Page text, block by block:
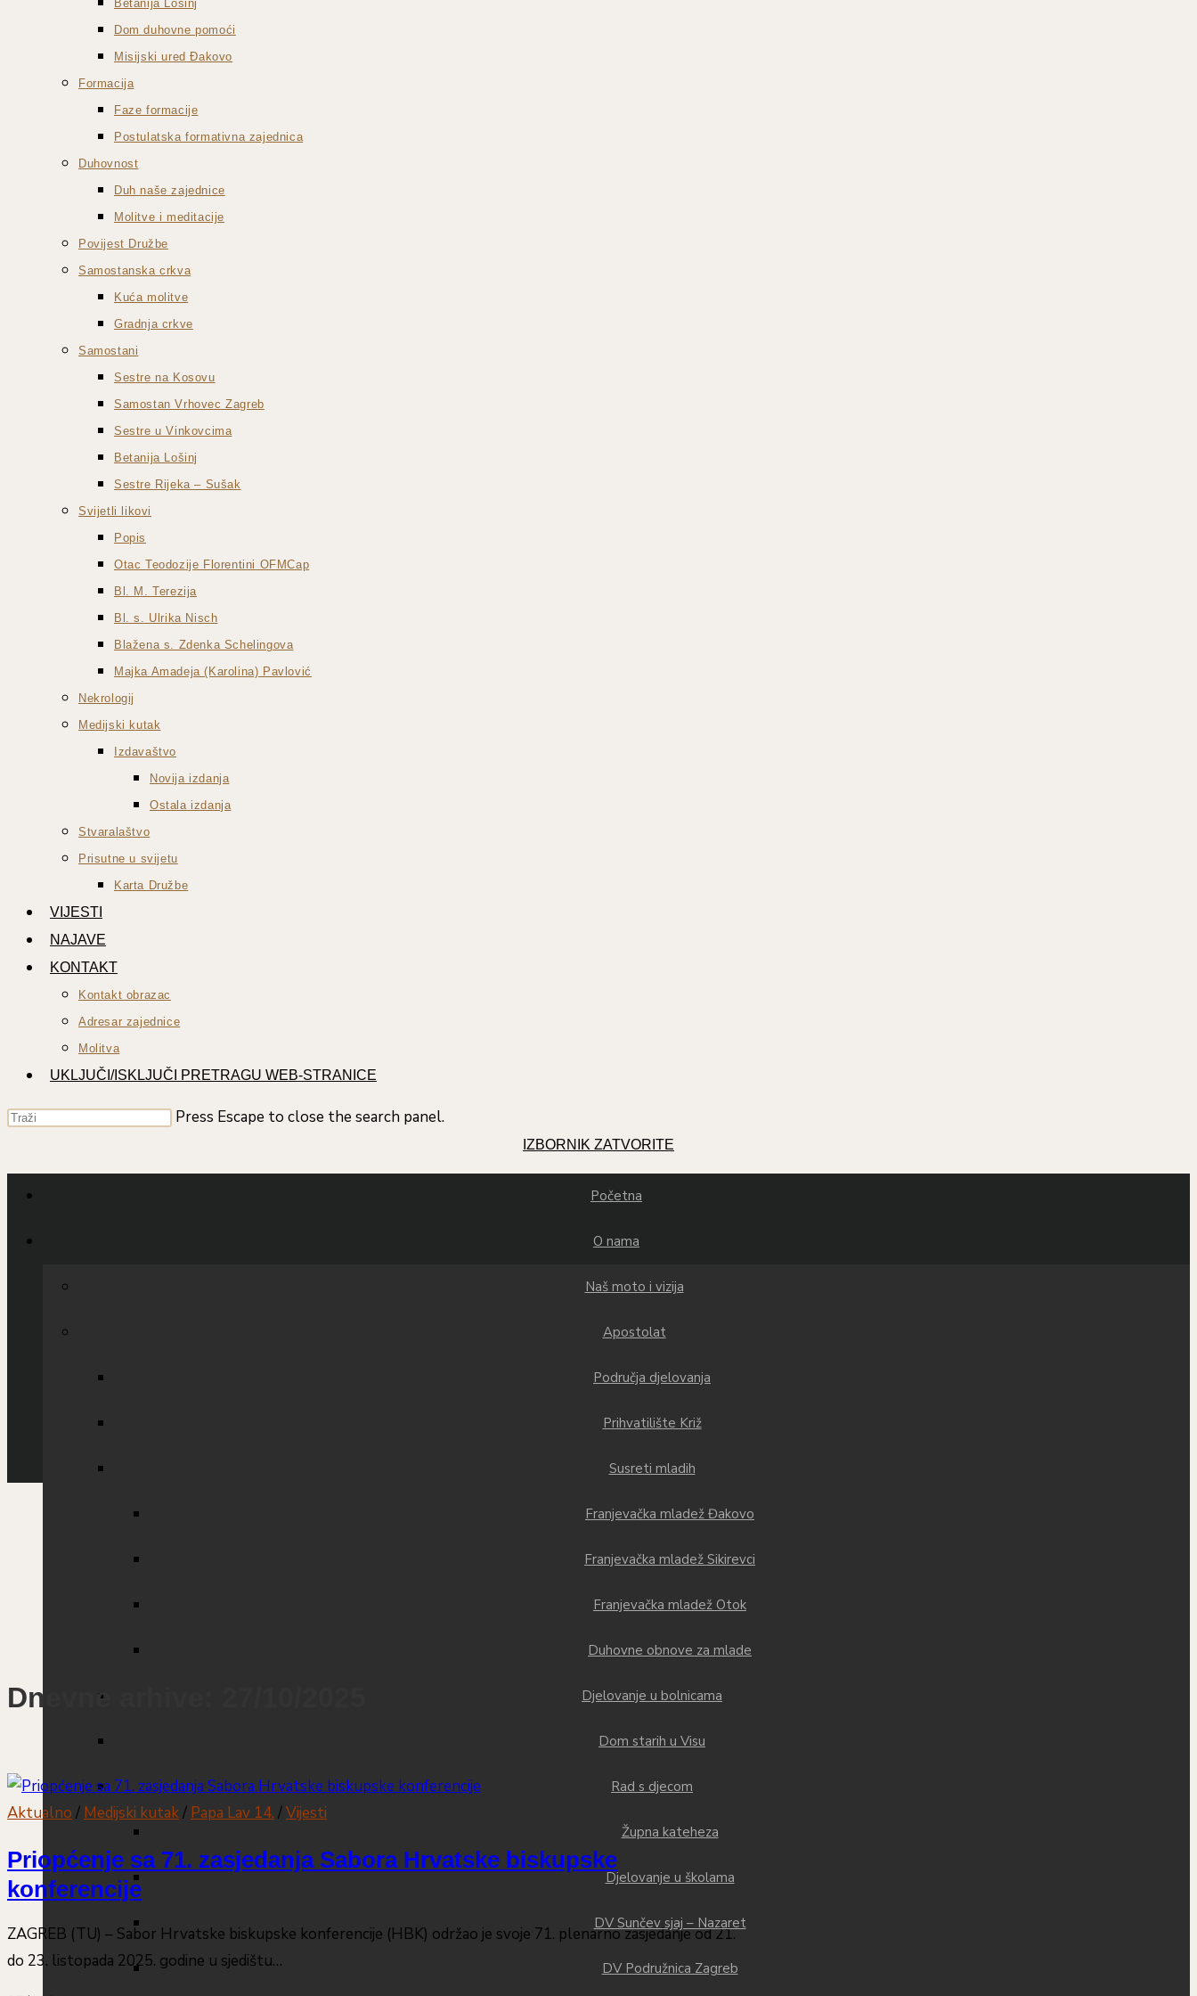
Betanija Lošinj
Dom duhovne pomoći
Misijski ured Đakovo
Formacija
Faze formacije
Postulatska formativna zajednica
Duhovnost
Duh naše zajednice
Molitve i meditacije
Povijest Družbe
Samostanska crkva
Kuća molitve
Gradnja crkve
Samostani
Sestre na Kosovu
Samostan Vrhovec Zagreb
Sestre u Vinkovcima
Betanija Lošinj
Sestre Rijeka – Sušak
Svijetli likovi
Popis
Otac Teodozije Florentini OFMCap
Bl. M. Terezija
Bl. s. Ulrika Nisch
Blažena s. Zdenka Schelingova
Majka Amadeja (Karolina) Pavlović
Nekrologij
Medijski kutak
Izdavaštvo
Novija izdanja
Ostala izdanja
Stvaralaštvo
Prisutne u svijetu
Karta Družbe
VIJESTI
NAJAVE
KONTAKT
Kontakt obrazac
Adresar zajednice
Molitva
UKLJUČI/ISKLJUČI PRETRAGU WEB-STRANICE
Press Escape to close the search panel.
IZBORNIK ZATVORITE
Početna
O nama
Naš moto i vizija
Apostolat
Područja djelovanja
Prihvatilište Križ
Susreti mladih
Franjevačka mladež Đakovo
Franjevačka mladež Sikirevci
Franjevačka mladež Otok
Duhovne obnove za mlade
Djelovanje u bolnicama
Dom starih u Visu
Rad s djecom
Župna kateheza
Djelovanje u školama
DV Sunčev sjaj – Nazaret
DV Podružnica Zagreb
Dnevne arhive: 27/10/2025
Aktualno / Medijski kutak/ Papa Lav 14. /Vijesti
Priopćenje sa 71. zasjedanja Sabora Hrvatske biskupske
konferencije
ZAGREB (TU) – Sabor Hrvatske biskupske konferencije (HBK) održao je svoje 71. plenarno zasjedanje od 21.
do 23. listopada 2025. godine u sjedištu…